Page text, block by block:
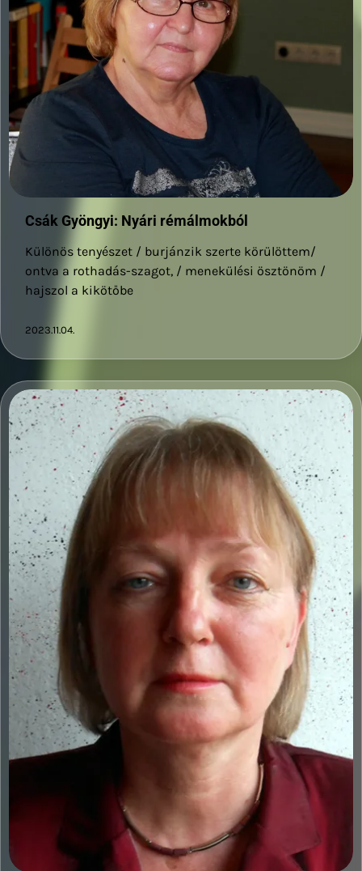
Csák Gyöngyi: Nyári rémálmokból
Különös tenyészet / burjánzik szerte körülöttem/
ontva a rothadás-szagot, / menekülési ösztönöm /
hajszol a kikötőbe
2023.11.04.